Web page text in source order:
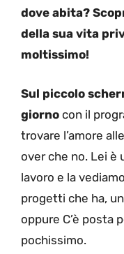
dove abita?
della sua vita
moltissimo!
Sul piccolo
giorno con il
trovare l’amore
over che no. Lei è
lavoro e la
progetti che ha,
oppure C’è posta
pochissimo.